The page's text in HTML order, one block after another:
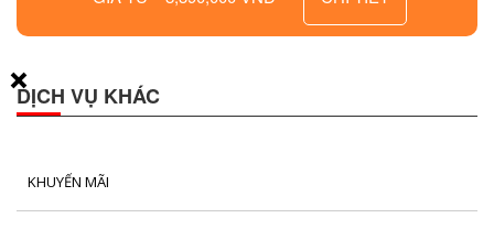
DỊCH VỤ KHÁC
KHUYẾN MÃI